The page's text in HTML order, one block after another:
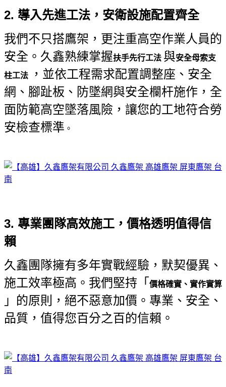
2. 導入先進工法，安衛設施配置齊全
我們不只搭鷹架，更注重高空作業人員的
安全。久鑫熟練掌握扶手先行工法 與安全母索支
柱工法
，並依工程需求配置調整座、安全
網、腳趾板、防墜網與安全欄杆施作，全
面防範高空墜落風險，讓您的工地符合勞
安檢查標準 。
3. 專業團隊高效施工，價格透明值得信
賴
久鑫團隊擁有多年實戰經驗，默契優異、
施工效率極高。我們堅持「 價格確實、實作實算
」的原則，絕不惡意加價。專業、安全、
品質，值得您百分之百的信賴。